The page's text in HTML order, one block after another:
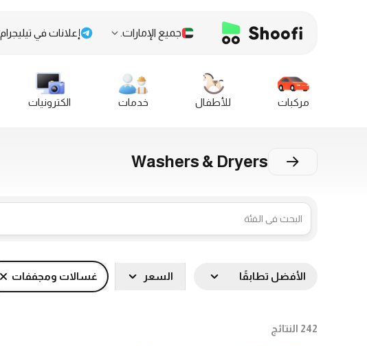
جميع الإمارات. إعلانات في تيليجرام
مركبات للأطفال خدمات الكترونيات
Washers & Dryers
الأفضل تطابقًا السعر غسالات ومجففات
242 النتائج